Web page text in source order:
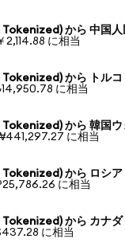
から 中国人
2,114.88 に相当
から トルコ
に相当
から 韓国ウ
に相当
から ロシア
に相当
から カナダ
に相当